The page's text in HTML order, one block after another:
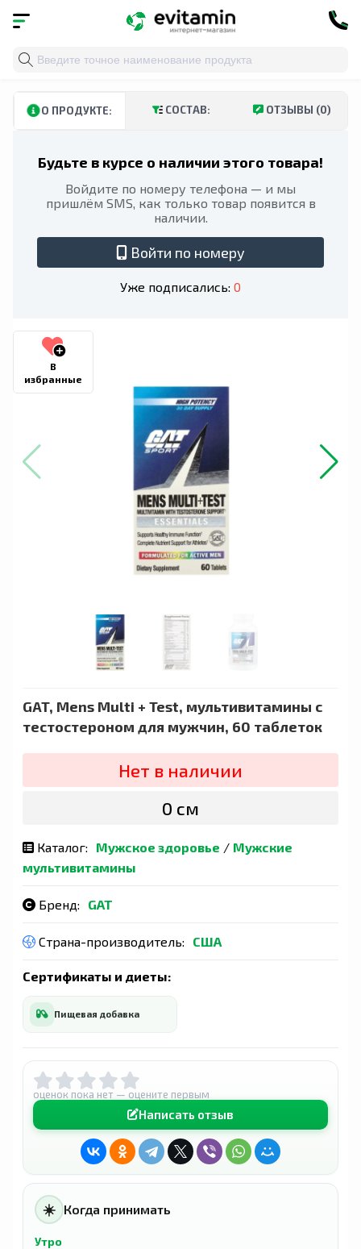
Главная Витамины и минералы
О ПРОДУКТЕ: СОСТАВ: ОТЗЫВЫ (0)
Будьте в курсе о наличии этого товара!
Войдите по номеру телефона — и мы
пришлём SMS, как только товар появится в
наличии.
Войти по номеру
Уже подписались: 0
В
избранные
GAT, Mens Multi + Test, мультивитамины с
тестостероном для мужчин, 60 таблеток
Нет в наличии
0 сӯм
Каталог: Мужское здоровье / Мужские
мультивитамины
Бренд: GAT
Страна-производитель: США
Сертификаты и диеты:
Пищевая добавка
оценок пока нет — оцените первым
Написать отзыв
☀️ Когда принимать
Утро